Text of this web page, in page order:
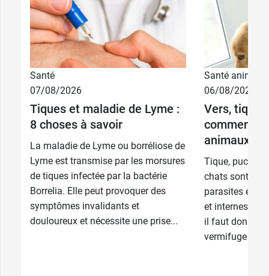
Santé
07/08/2026
Tiques et maladie de Lyme :
8 choses à savoir
La maladie de Lyme ou borréliose de
Lyme est transmise par les morsures
de tiques infectée par la bactérie
Borrelia. Elle peut provoquer des
symptômes invalidants et
douloureux et nécessite une prise...
Santé animale
06/08/2026
Vers,
comment
animaux ?
Tique, puce,
chats sont
parasites
et internes, les
il faut donner
vermifuge à